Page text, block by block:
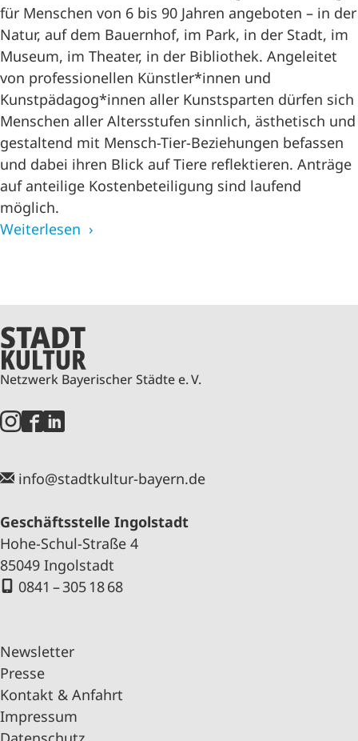
für Menschen von 6 bis 90 Jahren angeboten – in der
Natur, auf dem Bauernhof, im Park, in der Stadt, im
Museum, im Theater, in der Bibliothek. Angeleitet
von professionellen Künstler*innen und
Kunstpädagog*innen aller Kunstsparten dürfen sich
Menschen aller Altersstufen sinnlich, ästhetisch und
gestaltend mit Mensch-Tier-Beziehungen befassen
und dabei ihren Blick auf Tiere reflektieren. Anträge
auf anteilige Kostenbeteiligung sind laufend
möglich.
Weiterlesen
Netzwerk Bayerischer Städte e. V.
info@stadtkultur-bayern.de
Geschäftsstelle Ingolstadt
Hohe-Schul-Straße 4
85049 Ingolstadt
0841 – 305 18 68
Newsletter
Presse
Kontakt & Anfahrt
Impressum